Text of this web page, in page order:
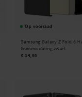
Op voorraad
Samsung Galaxy Z Fold 6
Gummicoating zwart
€ 14,95